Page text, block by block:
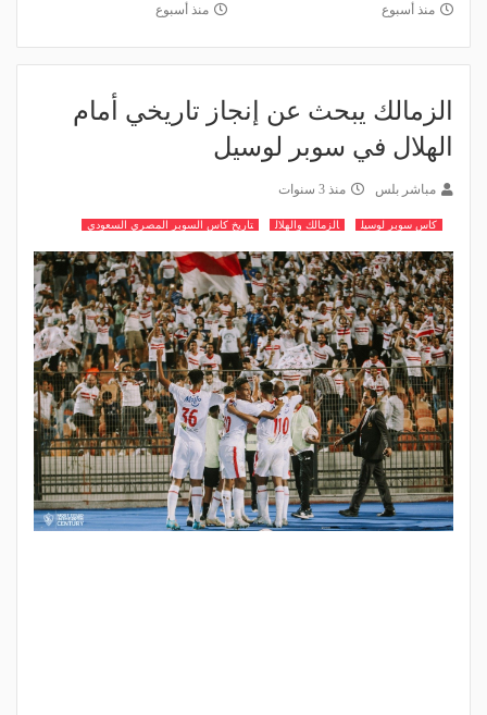
منذ أسبوع منذ أسبوع
الزمالك يبحث عن إنجاز تاريخي أمام
الهلال في سوبر لوسيل
مباشر بلس منذ 3 سنوات
كاس سوبر لوسيل الزمالك والهلال تاريخ كاس السوبر المصري السعودي